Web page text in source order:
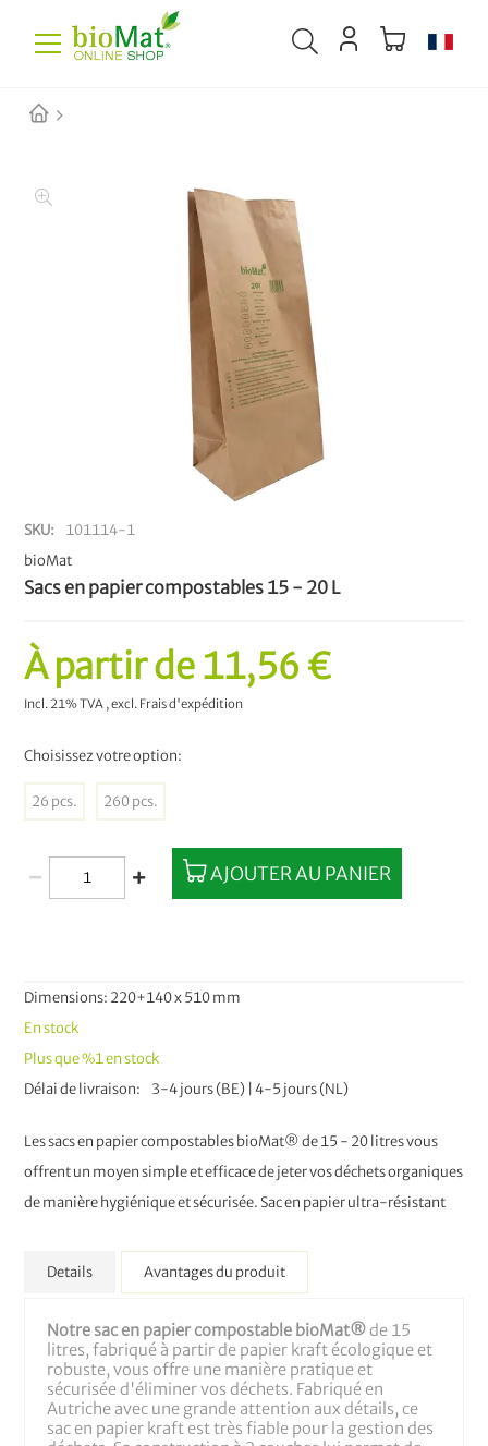
SKU
101114-1
bioMat
Sacs en papier compostables 15 - 20 L
Les sacs en papier compostables bioMat® de 15 - 20 litres vous
offrent un moyen simple et efficace de jeter vos déchets organiques
de manière hygiénique et sécurisée. Sac en papier ultra-résistant
Dimensions: 220+140 x 510 mm
En stock
Plus que%1en stock
Délai de livraison
3-4 jours (BE) | 4-5 jours (NL)
À partir de11,56 €
Incl. 21% TVA ,excl. Frais d'expédition
Choisissez votre option:
26 pcs. 260 pcs.
AJOUTER AU PANIER
Details
Notre sac en papier compostable bioMat®de 15
litres, fabriqué à partir de papier kraft écologique et
robuste, vous offre une manière pratique et
sécurisée d'éliminer vos déchets. Fabriqué en
Autriche avec une grande attention aux détails, ce
sac en papier kraft est très fiable pour la gestion des
Avantages du produit